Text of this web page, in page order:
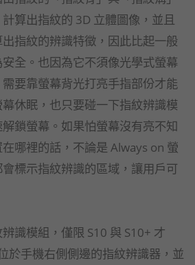
算出指紋的 3D 立體圖像，並且
指紋的辨識特徵，因此比起一般
全。也因為它不須像光學式螢幕
要靠螢幕背光打亮手指部份才能
休眠，也只要碰一下指紋辨識模
鎖螢幕。如果怕螢幕沒有亮不知
哪裡的話，不論是 Always on 螢
標示指紋辨識的區域，讓用戶可
識模組，僅限 S10 與 S10+ 才
於手機右側側邊的指紋辨識器，並